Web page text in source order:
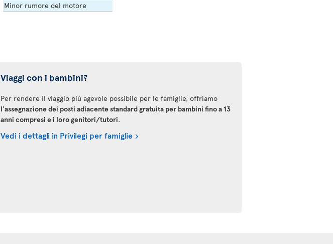
Minor rumore del motore
Viaggi con i bambini?
Per rendere il viaggio più agevole possibile per le famiglie, offriamo
l'assegnazione dei posti adiacente standard gratuita per bambini fino a 13
anni compresi e i loro genitori/tutori.
Vedi i dettagli in Privilegi per famiglie